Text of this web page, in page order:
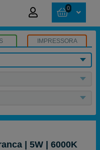
0
IMPRESSORA
| 5W | 6000K